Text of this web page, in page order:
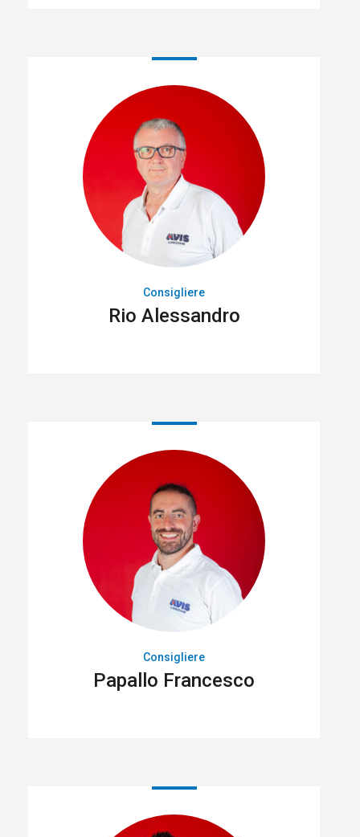
Consigliere
Rio Alessandro
Consigliere
Papallo Francesco